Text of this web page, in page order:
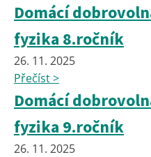
Domácí
fyzika 8.ročník
26. 11. 2025
Přečíst >
Domácí
fyzika 9.ročník
26. 11. 2025